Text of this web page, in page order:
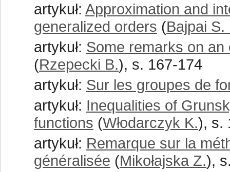
artykuł: Approximation and
generalized orders (Bajpai S.
artykuł: Some remarks on
(Rzepecki B.), s. 167-174
artykuł: Sur les groupes de
artykuł: Inequalities of
functions (Włodarczyk K.), s.
artykuł: Remarque sur la
généralisée (Mikołajska Z.),